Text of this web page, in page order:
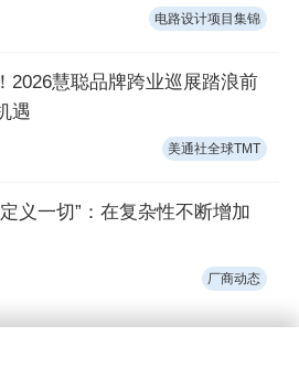
电路设计项目集锦
2026慧聪品牌跨业巡展踏浪前
遇
美通社全球TMT
义一切”：在复杂性不断增加
厂商动态